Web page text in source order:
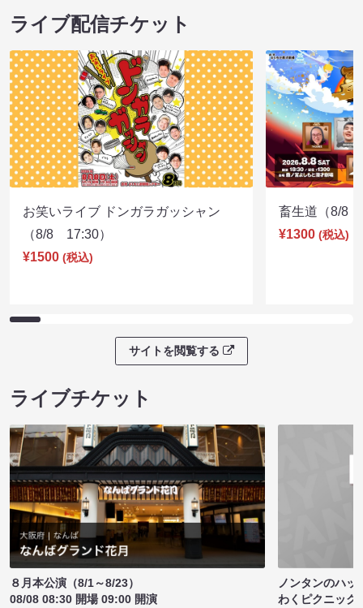
ライブ配信チケット
お笑いライブ ドンガラガッシャン
（8/8 17:30）
¥1500 (税込)
畜生道（8/8
¥1300 (税込)
サイトを閲覧する
ライブチケット
８月本公演（8/1～8/23）
08/08 08:30 開場 09:00 開演
ノンタンのハッ
わくピクニック